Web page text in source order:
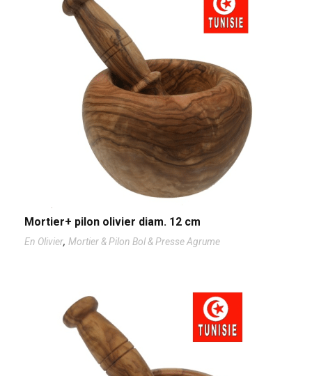
Mortier+ pilon olivier diam. 12 cm
En Olivier, Mortier & Pilon Bol & Presse Agrume